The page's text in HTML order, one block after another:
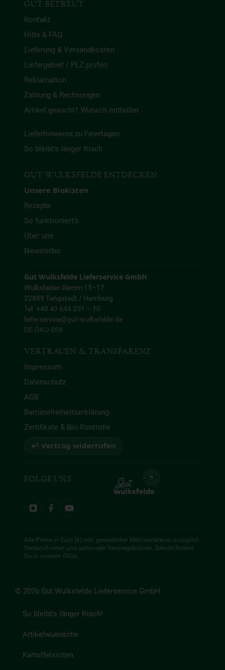
GUT BETREUT
Kontakt
Hilfe & FAQ
Lieferung & Versandkosten
Liefergebiet / PLZ prüfen
Reklamation
Zahlung & Rechnungen
Artikel gesucht? Wunsch mitteilen
Lieferhinweise zu Feiertagen
So bleibt’s länger frisch
GUT WULKSFELDE ENTDECKEN
Unsere Biokisten
Rezepte
So funktioniert’s
Über uns
Newsletter
Gut Wulksfelde Lieferservice GmbH
Wulksfelder Damm 15–17
22889 Tangstedt / Hamburg
Tel. +49 40 644 251 – 10
lieferservice@gut-wulksfelde.de
DE-ÖKO-006
VERTRAUEN & TRANSPARENZ
Impressum
Datenschutz
AGB
Barrierefreiheitserklärung
Zertifikate & Bio-Kontrolle
↩ Vertrag widerrufen
FOLGE UNS
Alle Preise in Euro (€) inkl. gesetzlicher Mehrwertsteuer, zuzüglich
Versandkosten und optionaler Servicegebühren. Details findest
Du in unseren FAQs.
© 2026 Gut Wulksfelde Lieferservice GmbH
So bleibt's länger frisch!
Artikelwuensche
Kartoffelsorten